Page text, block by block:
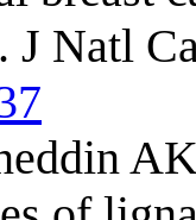
J Natl